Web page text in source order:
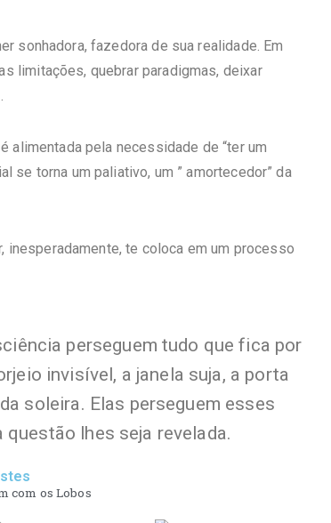
sonhadora, fazedora de sua realidade. Em
limitações, quebrar paradigmas, deixar
alimentada pela necessidade de “ter um
se torna um paliativo, um ” amortecedor” da
inesperadamente, te coloca em um processo
perseguem tudo que fica por
invisível, a janela suja, a porta
soleira. Elas perseguem esses
lhes seja revelada.
com os Lobos